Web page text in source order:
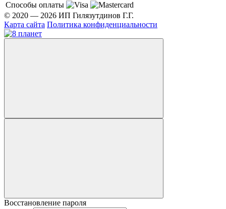
Способы оплаты
© 2020 — 2026 ИП Гилязутдинов Г.Г.
Карта сайта Политика конфиденциальности
Восстановление пароля